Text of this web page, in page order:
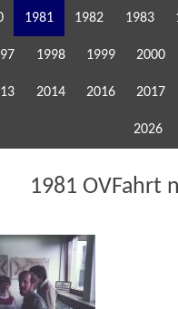
1981 1982 1983
1998 1999 2000
2014 2016 2017
2026
1981 OVFahrt